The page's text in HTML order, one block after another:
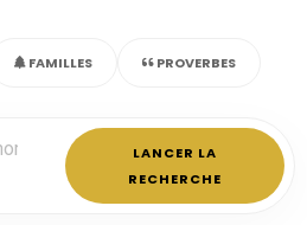
FAMILLES PROVERBES
LANCER LA
RECHERCHE